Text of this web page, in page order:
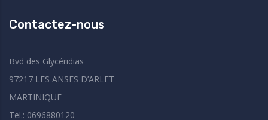
Contactez-nous
Bvd des Glycéridias
97217 LES ANSES D’ARLET
MARTINIQUE
Tel.: 0696880120